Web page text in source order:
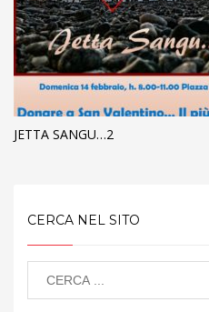
JETTA SANGU…2
CERCA NEL SITO